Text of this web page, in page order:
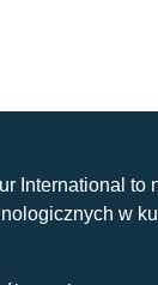
International to
w